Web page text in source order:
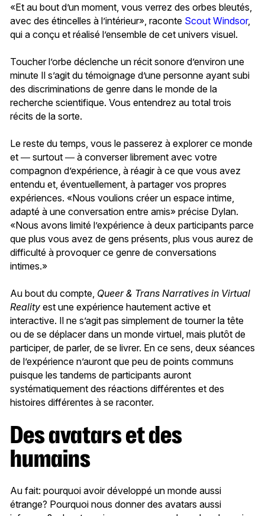
«Et au bout d’un moment, vous verrez des orbes bleutés,
avec des étincelles à l’intérieur», raconte Scout Windsor,
qui a conçu et réalisé l’ensemble de cet univers visuel.
Toucher l’orbe déclenche un récit sonore d’environ une
minute Il s’agit du témoignage d’une personne ayant subi
des discriminations de genre dans le monde de la
recherche scientifique. Vous entendrez au total trois
récits de la sorte.
Le reste du temps, vous le passerez à explorer ce monde
et ― surtout ― à converser librement avec votre
compagnon d’expérience, à réagir à ce que vous avez
entendu et, éventuellement, à partager vos propres
expériences. «Nous voulions créer un espace intime,
adapté à une conversation entre amis» précise Dylan.
«Nous avons limité l’expérience à deux participants parce
que plus vous avez de gens présents, plus vous aurez de
difficulté à provoquer ce genre de conversations
intimes.»
Au bout du compte, Queer & Trans Narratives in Virtual
Reality est une expérience hautement active et
interactive. Il ne s’agit pas simplement de tourner la tête
ou de se déplacer dans un monde virtuel, mais plutôt de
participer, de parler, de se livrer. En ce sens, deux séances
de l’expérience n’auront que peu de points communs
puisque les tandems de participants auront
systématiquement des réactions différentes et des
histoires différentes à se raconter.
Des avatars et des
humains
Au fait: pourquoi avoir développé un monde aussi
étrange? Pourquoi nous donner des avatars aussi